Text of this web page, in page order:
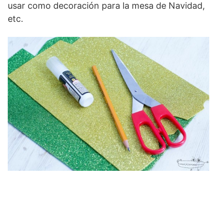
usar como decoración para la mesa de Navidad,
etc.